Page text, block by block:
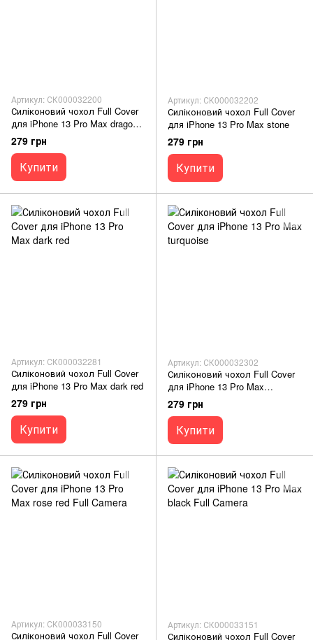
Артикул: СК000032200
Силіконовий чохол Full Cover
для iPhone 13 Pro Max dragon
fruit
279 грн
Купити
Артикул: СК000032202
Силіконовий чохол Full Cover
для iPhone 13 Pro Max stone
279 грн
Купити
Артикул: СК000032281
Силіконовий чохол Full Cover
для iPhone 13 Pro Max dark red
279 грн
Купити
Артикул: СК000032302
Силіконовий чохол Full Cover
для iPhone 13 Pro Max
turquoise
279 грн
Купити
Артикул: СК000033150
Силіконовий чохол Full Cover
Артикул: СК000033151
Силіконовий чохол Full Cover